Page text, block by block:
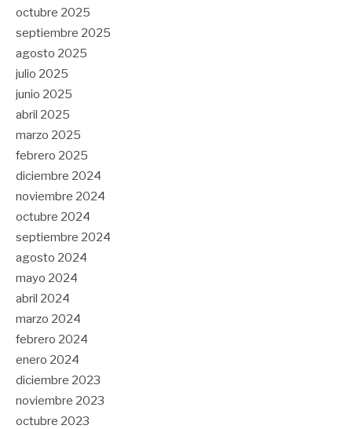
octubre 2025
septiembre 2025
agosto 2025
julio 2025
junio 2025
abril 2025
marzo 2025
febrero 2025
diciembre 2024
noviembre 2024
octubre 2024
septiembre 2024
agosto 2024
mayo 2024
abril 2024
marzo 2024
febrero 2024
enero 2024
diciembre 2023
noviembre 2023
octubre 2023